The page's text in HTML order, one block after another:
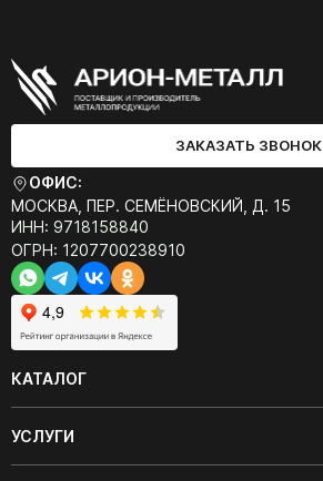
ЗАКАЗАТЬ ЗВОНОК
ОФИС:
МОСКВА, ПЕР. СЕМЁНОВСКИЙ, Д. 15
ИНН: 9718158840
ОГРН: 1207700238910
КАТАЛОГ
УСЛУГИ